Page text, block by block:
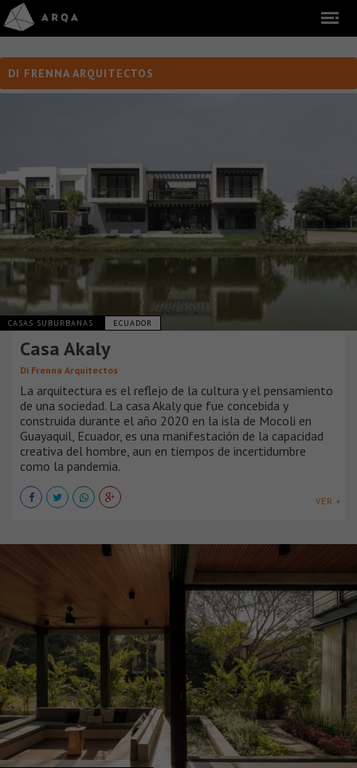
DI FRENNA ARQUITECTOS
CASAS SUBURBANAS ECUADOR
Casa Akaly
Di Frenna Arquitectos
La arquitectura es el reflejo de la cultura y el pensamiento
de una sociedad. La casa Akaly que fue concebida y
construida durante el año 2020 en la isla de Mocoli en
Guayaquil, Ecuador, es una manifestación de la capacidad
creativa del hombre, aun en tiempos de incertidumbre
como la pandemia.
VER +